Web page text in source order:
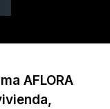
AFLORA